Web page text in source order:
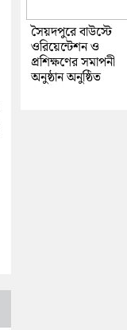
সৈয়দপুরে বাউস্টে
ওরিয়েন্টেশন ও
প্রশিক্ষণের সমাপনী
অনুষ্ঠান অনুষ্ঠিত